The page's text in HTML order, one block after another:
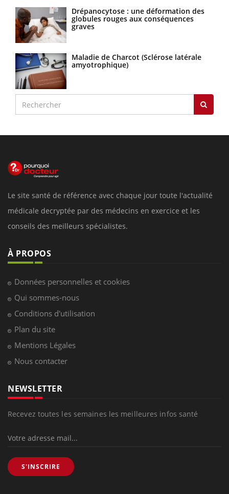
Drépanocytose : une déformation des
globules rouges aux conséquences
graves
Maladie de Charcot (Sclérose latérale
amyotrophique)
Le site santé de référence avec chaque jour toute l'actualité
médicale decryptée par des médecins en exercice et les
conseils des meilleurs spécialistes.
À PROPOS
Données personnelles et cookies
Qui sommes-nous
Conditions d'utilisation
Plan du site
Mentions Légales
Nous contacter
NEWSLETTER
Recevez toutes les semaines les meilleures infos santé
S'INSCRIRE